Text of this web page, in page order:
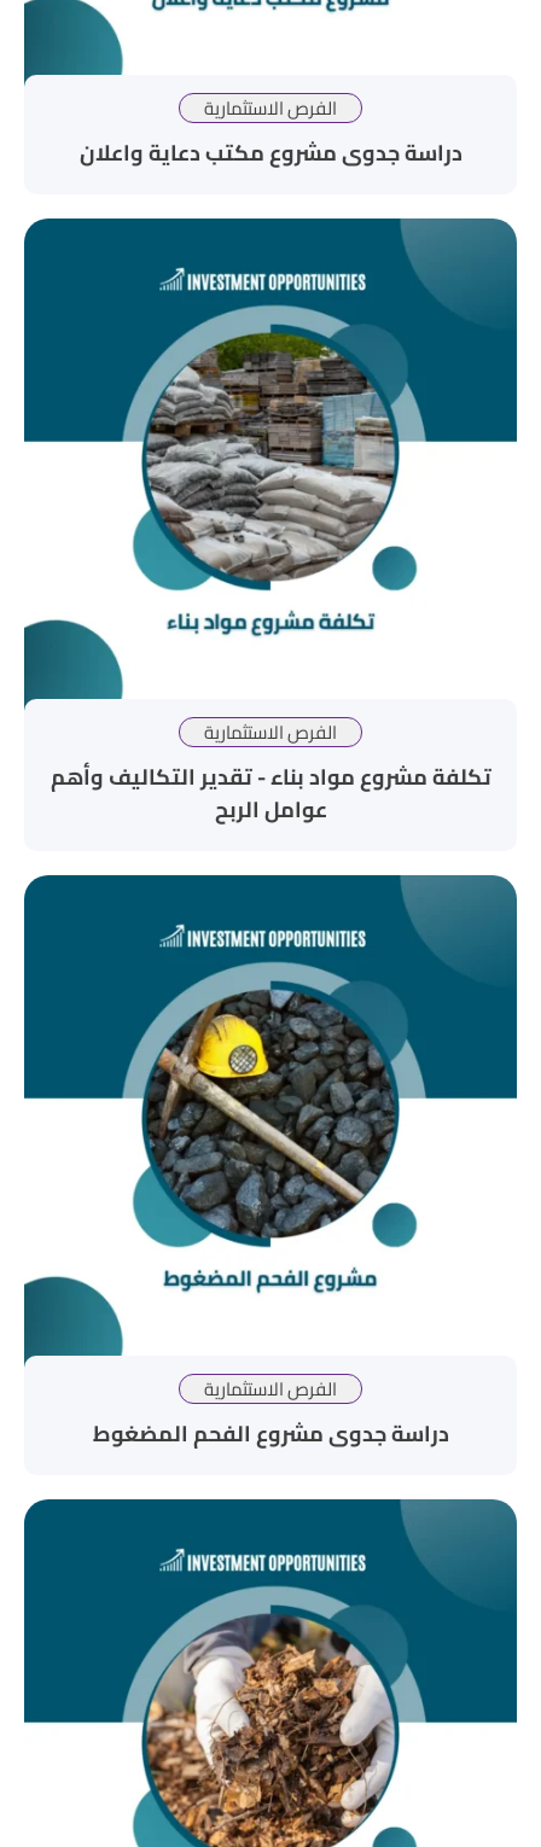
الفرص الاستثمارية
دراسة جدوى مشروع مكتب دعاية واعلان
الفرص الاستثمارية
تكلفة مشروع مواد بناء - تقدير التكاليف وأهم
عوامل الربح
الفرص الاستثمارية
دراسة جدوى مشروع الفحم المضغوط